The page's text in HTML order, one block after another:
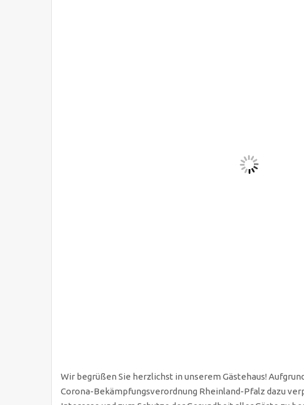
Wir begrüßen Sie herzlichst in unserem Gästehaus!
Corona-Bekämpfungsverordnung Rheinland-Pfalz dazu